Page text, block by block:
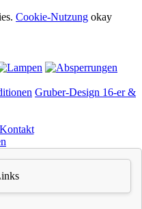
Cookie-Nutzung okay
Gruber-Design 16-er &
Kontakt